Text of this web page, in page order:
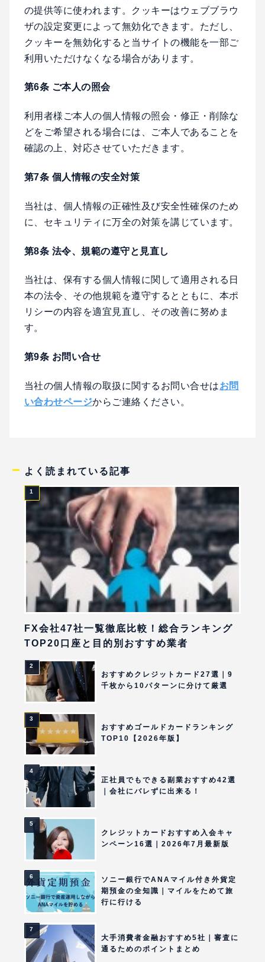
の提供等に使われます。クッキーはウェブブラウ
ザの設定変更によって無効化できます。ただし、
クッキーを無効化すると当サイトの機能を一部ご
利用いただけなくなる場合があります。
第6条 ご本人の照会
利用者様ご本人の個人情報の照会・修正・削除な
どをご希望される場合には、ご本人であることを
確認の上、対応させていただきます。
第7条 個人情報の安全対策
当社は、個人情報の正確性及び安全性確保のため
に、セキュリティに万全の対策を講じています。
第8条 法令、規範の遵守と見直し
当社は、保有する個人情報に関して適用される日
本の法令、その他規範を遵守するとともに、本ポ
リシーの内容を適宜見直し、その改善に努めま
す。
第9条 お問い合せ
当社の個人情報の取扱に関するお問い合せはお問
い合わせページからご連絡ください。
よく読まれている記事
FX会社47社一覧徹底比較！総合ランキング
TOP20口座と目的別おすすめ業者
おすすめクレジットカード27選｜9
千枚から10パターンに分けて厳選
おすすめゴールドカードランキング
TOP10【2026年版】
正社員でもできる副業おすすめ42選
｜会社にバレずに出来る！
クレジットカードおすすめ入会キャ
ンペーン16選｜2026年7月最新版
ソニー銀行でANAマイル付き外貨定
期預金の全知識｜マイルをためて旅
行に行ける
大手消費者金融おすすめ5社｜審査に
通るためのポイントまとめ